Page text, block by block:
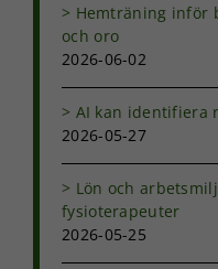
Hemträning inför
och oro
2026-06-02
AI kan identifiera
2026-05-27
Lön och
fysioterapeuter
2026-05-25